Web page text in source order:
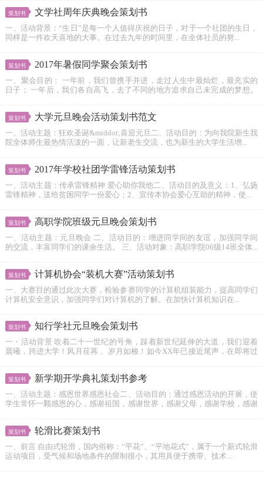
策划书 文学社周年庆典晚会策划书
一、活动背景：“生日”是每一个人值得庆祝的日子，对于一个社团的生日，
同样是一件欢天喜地的大事。在过去九年的时间里，在全体社员的努...
策划书 2017年暑假同学聚会策划书
一、聚会目的： 一年前，我们曾携手并进，走过人生中最灿烂，最充实的
日子； 一年后，我们各自高飞，去了不同的地方追求自己未完成的梦想。
策划书 大学元旦晚会活动策划书范文
一、活动主题：狂欢圣诞&middot;喜迎元旦二、活动目的：为向我院新生我
院全体师生最热情活泼的一面，让新老生交流，也为新生的大学生活增...
策划书 2017年学校社团学雷锋活动策划书
一、活动主题：传承雷锋精神 爱心助你我他二、活动目的及意义：1、弘扬
雷锋精神，送给贫困同学一份爱心；2、宣传本协会爱心互助的精神，使...
策划书 高职学院班级元旦晚会策划书
一、活动主题：元旦晚会 二、活动目的：增进同学间的友谊，加强同学间
的交流，丰富同学们的课余生活。 三、活动对象：高职学院06级14班全体...
策划书 计算机协会“装机大赛”活动策划书
一、大赛目的通过此次大赛，检验参赛同学的计算机组装能力，提高同学们
计算机安全意识，加强同学们对计算机的了解。在加快计算机知识在...
策划书 知行学社元旦晚会策划书
一・活动背景 吹着二十一世纪的号角，踩着新世纪延伸的大道，我们迎着
晨曦，跨进大学！风月荏苒 、岁月如梭！如今XX年已接近尾声，在即将过
策划书 新学期开学典礼策划书参考
一、活动主题：感恩世界感恩社会二、活动目的：通过感恩活动的开展，使
学生常怀一颗感恩的心，感谢祖国，感谢世界，感谢父母，感谢学校，感谢
策划书 轮滑比赛策划书
一、前言 自由式轮滑，国内俗称：“平花”、“平地花式”，属于一个新式轮滑
运动项目，受气候和场地条件的限制很小，其用具便于携带、技术...